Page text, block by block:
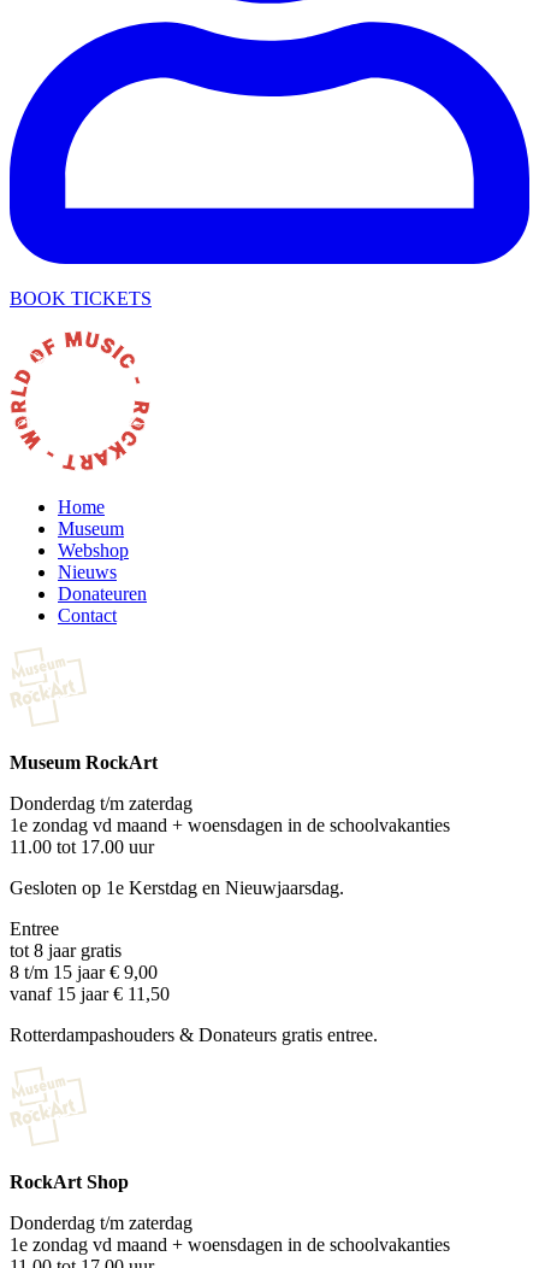
BOOK TICKETS
Home
Museum
Webshop
Nieuws
Donateuren
Contact
Museum RockArt
Donderdag t/m zaterdag
1e zondag vd maand + woensdagen in de schoolvakanties
11.00 tot 17.00 uur
Gesloten op 1e Kerstdag en Nieuwjaarsdag.
Entree
tot 8 jaar gratis
8 t/m 15 jaar € 9,00
vanaf 15 jaar € 11,50
Rotterdampashouders & Donateurs gratis entree.
RockArt Shop
Donderdag t/m zaterdag
1e zondag vd maand + woensdagen in de schoolvakanties